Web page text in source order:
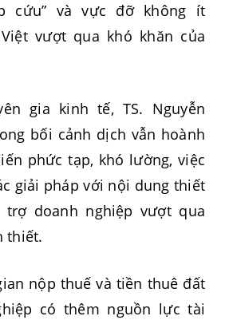
cứu” và vực đỡ không ít
vượt qua khó khăn của
gia kinh tế, TS. Nguyễn
bối cảnh dịch vẫn hoành
phức tạp, khó lường, việc
giải pháp với nội dung thiết
doanh nghiệp vượt qua
thiết.
nộp thuế và tiền thuê đất
có thêm nguồn lực tài